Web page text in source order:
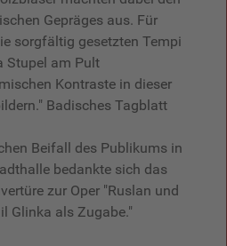
Gepräges aus. Für
sorgfältig gesetzten Tempi
Stupel am Pult
Kontraste in dieser
Badisches Tagblatt
Beifall des Publikums in
bedankte sich das
zur Oper "Ruslan und
Glinka als Zugabe."